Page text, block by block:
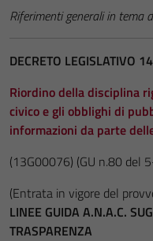
Riferimenti generali in tema
DECRETO LEGISLATIVO
Riordino della disciplina
civico e gli obblighi di
informazioni da parte
(13G00076) (GU n.80 del
(Entrata in vigore del
LINEE GUIDA A.N.A.C.
TRASPARENZA